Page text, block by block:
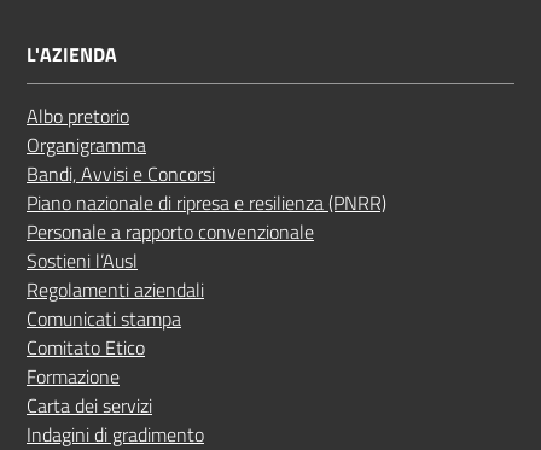
L'AZIENDA
Albo pretorio
Organigramma
Bandi, Avvisi e Concorsi
Piano nazionale di ripresa e resilienza (PNRR)
Personale a rapporto convenzionale
Sostieni l’Ausl
Regolamenti aziendali
Comunicati stampa
Comitato Etico
Formazione
Carta dei servizi
Indagini di gradimento